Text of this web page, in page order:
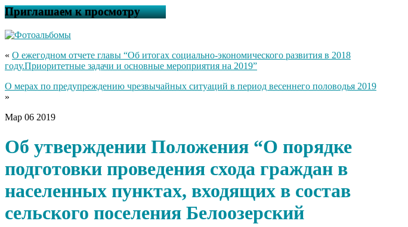
Приглашаем к просмотру
« О ежегодном отчете главы “Об итогах социально-экономического развития в 2018
году.Приоритетные задачи и основные мероприятия на 2019”
О мерах по предупреждению чрезвычайных ситуаций в период весеннего половодья 2019
»
Мар 06 2019
Об утверждении Положения “О порядке
подготовки проведения схода граждан в
населенных пунктах, входящих в состав
сельского поселения Белоозерский